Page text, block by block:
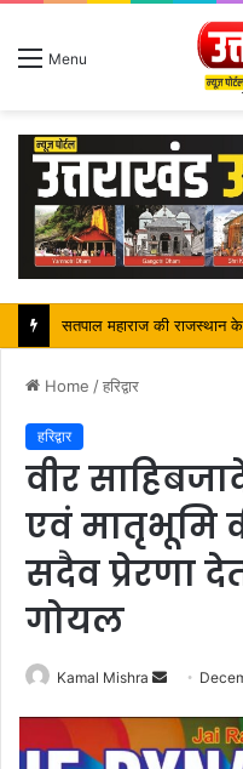
Menu
Home /हरिद्वार
हरिद्वार
वीर
एवं मातृभूमि
सदैव प्रेरणा
गोयल
Kamal Mishra
Send
email